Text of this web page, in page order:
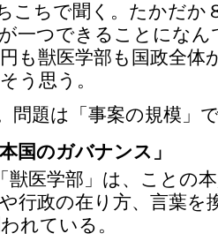
こちで聞く。たかだか
一つできることにな
も獣医学部も国政全体
う思う。
問題は「事案の規模」
国のガバナンス」
獣医学部」は、ことの
行政の在り方、言葉を
れている。